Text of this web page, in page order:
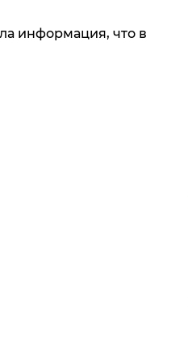
информация, что в